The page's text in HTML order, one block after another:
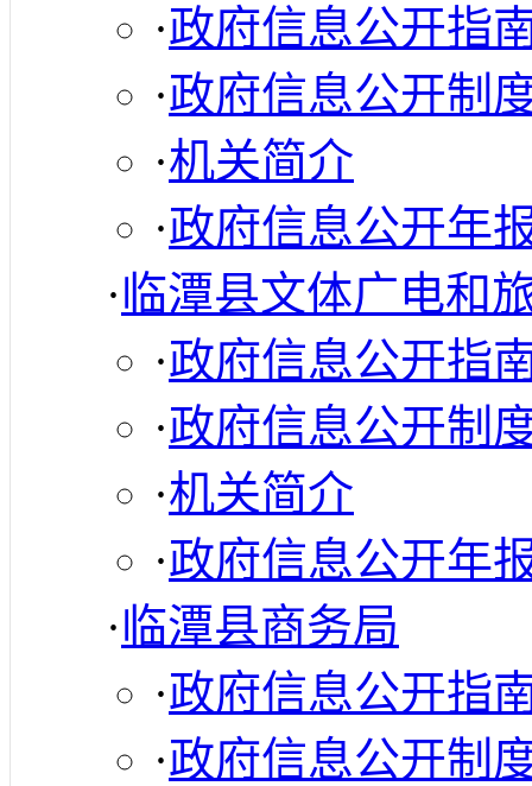
·政府信息公开指
·政府信息公开制
·机关简介
·政府信息公开年
·临潭县文体广电和
·政府信息公开指
·政府信息公开制
·机关简介
·政府信息公开年
·临潭县商务局
·政府信息公开指
·政府信息公开制